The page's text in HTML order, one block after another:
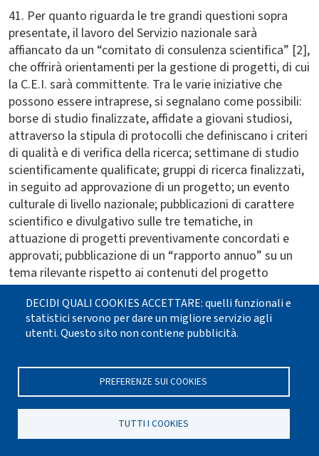
41. Per quanto riguarda le tre grandi questioni sopra
presentate, il lavoro del Servizio nazionale sarà
affiancato da un “comitato di consulenza scientifica” [2],
che offrirà orientamenti per la gestione di progetti, di cui
la C.E.I. sarà committente. Tra le varie iniziative che
possono essere intraprese, si segnalano come possibili:
borse di studio finalizzate, affidate a giovani studiosi,
attraverso la stipula di protocolli che definiscano i criteri
di qualità e di verifica della ricerca; settimane di studio
scientificamente qualificate; gruppi di ricerca finalizzati,
in seguito ad approvazione di un progetto; un evento
culturale di livello nazionale; pubblicazioni di carattere
scientifico e divulgativo sulle tre tematiche, in
attuazione di progetti preventivamente concordati e
approvati; pubblicazione di un “rapporto annuo” su un
tema rilevante rispetto ai contenuti del progetto
culturale.
Inoltre, organismi diocesani e centri culturali stanno già
affrontando, in chiave pastorale, alcune delle questioni
favorirà la diffusione delle diverse proposte,
predisponendo una banca dati delle attività e delle
competenze, a cui i diversi soggetti interessati potranno
fare riferimento. In ogni caso, occorrerà puntare alla
collaborazione tra i vari settori della pastorale, cercando
DECIDI QUALI COOKIES ACCETTARE: quelli funzionali e
statistici servono per dare un migliore servizio agli
utenti. Questo sito non contiene pubblicità.
PREFERENZE SUI COOKIES
TUTTI I COOKIES